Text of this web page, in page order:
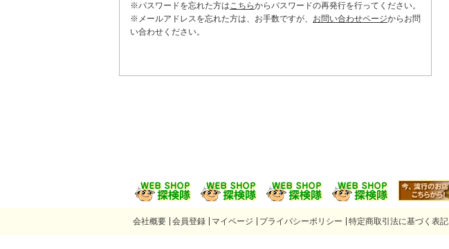
※パスワードを忘れた方はこちらからパスワードの再発行を行ってください。
※メールアドレスを忘れた方は、お手数ですが、 お問い合わせページからお問
い合わせください。
会社概要 会員登録 マイページ プライバシーポリシー 特定商取引法に基づく表記